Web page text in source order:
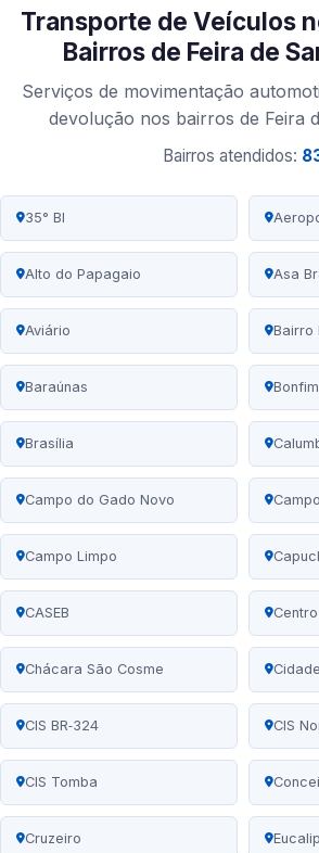
Transporte de Veículos
Bairros de Feira de
Serviços de movimentação
devolução nos bairros de Feira
Bairros atendidos:
35° BI
Alto do Papagaio Asa
Aviário Bairro
Baraúnas
Brasília
Campo do Gado Novo
Campo Limpo
CASEB Centro
Chácara São Cosme
CIS BR‑324 CIS
CIS Tomba
Cruzeiro